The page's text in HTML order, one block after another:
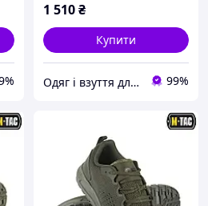
1 510₴
Купити
Одяг і взуття для рибалок і мисливців, спецодяг від виробника 99%